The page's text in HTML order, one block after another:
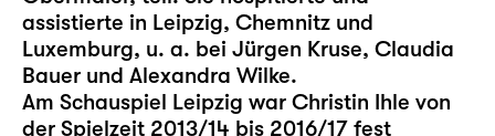
assistierte in Leipzig, Chemnitz und
Luxemburg, u. a. bei Jürgen Kruse, Claudia
Bauer und Alexandra Wilke.
Am Schauspiel Leipzig war Christin Ihle von
der Spielzeit 2013/14 bis 2016/17 fest